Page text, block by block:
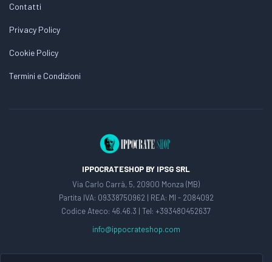
Contatti
Privacy Policy
Cookie Policy
Termini e Condizioni
IPPOCRATESHOP BY IPSG SRL
Via Carlo Carrà, 5, 20900 Monza (MB)
Partita IVA: 09338750962 | REA: MI - 2084092
Codice Ateco: 46.46.3 | Tel: +393480452637
info@ippocrateshop.com